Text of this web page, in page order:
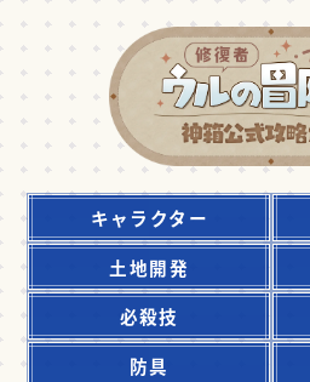
キャラクター
土地開発
必殺技
防具